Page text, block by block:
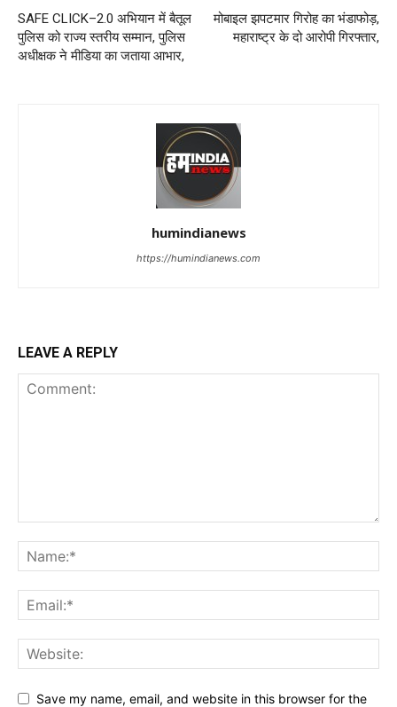
SAFE CLICK–2.0 अभियान में बैतूल
पुलिस को राज्य स्तरीय सम्मान, पुलिस
अधीक्षक ने मीडिया का जताया आभार,
मोबाइल झपटमार गिरोह का भंडाफोड़,
महाराष्ट्र के दो आरोपी गिरफ्तार,
humindianews
https://humindianews.com
LEAVE A REPLY
Save my name, email, and website in this browser for the